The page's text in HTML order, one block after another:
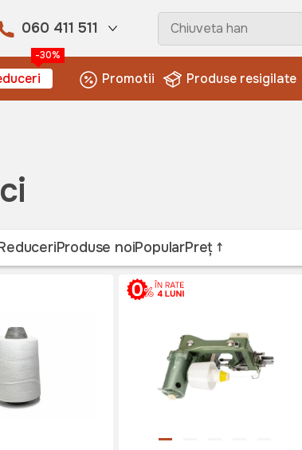
060 411 511
-30%
Promotii Produse resigilate
Produse noiPopularPreț